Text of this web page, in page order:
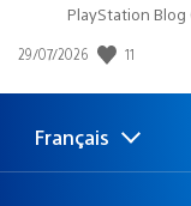
PlayStation
Date
publication
29/07/2026 11
Choisir
une
Région
actuelle
Français